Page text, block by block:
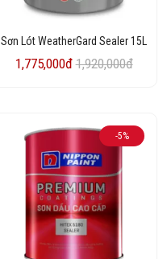
Sơn Lót WeatherGard Sealer 15L
1,775,000đ 1,920,000đ
-5%